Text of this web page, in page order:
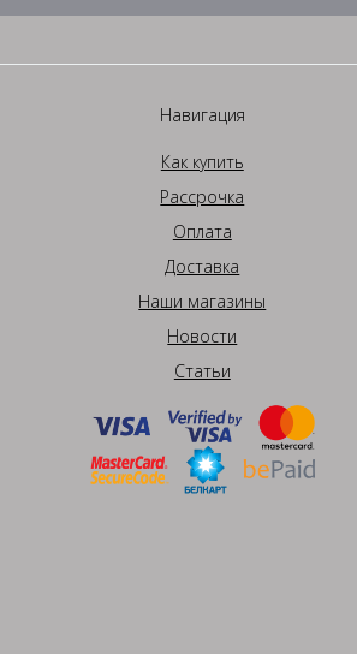
Навигация
Как купить
Рассрочка
Оплата
Доставка
Наши магазины
Новости
Статьи